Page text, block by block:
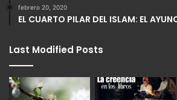
febrero 20, 2020
EL CUARTO PILAR DEL ISLAM: EL
Last Modified Posts